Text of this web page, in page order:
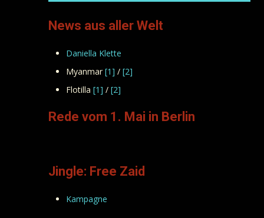
News aus aller Welt
Daniella Klette
Myanmar[1] /[2]
Flotilla[1] /[2]
Rede vom 1. Mai in Berlin
Jingle: Free Zaid
Kampagne